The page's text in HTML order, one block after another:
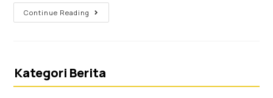
Continue Reading
Kategori Berita